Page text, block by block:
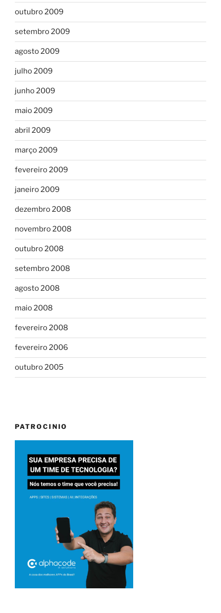
outubro 2009
setembro 2009
agosto 2009
julho 2009
junho 2009
maio 2009
abril 2009
março 2009
fevereiro 2009
janeiro 2009
dezembro 2008
novembro 2008
outubro 2008
setembro 2008
agosto 2008
maio 2008
fevereiro 2008
fevereiro 2006
outubro 2005
PATROCINIO